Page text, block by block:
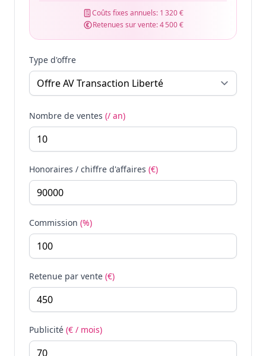
Coûts fixes annuels: 1 320 €
Retenues sur vente:4 500 €
Type d'offre
Nombre de ventes (/ an)
Honoraires / chiffre d'affaires (€)
Commission (%)
Retenue par vente (€)
Publicité (€ / mois)